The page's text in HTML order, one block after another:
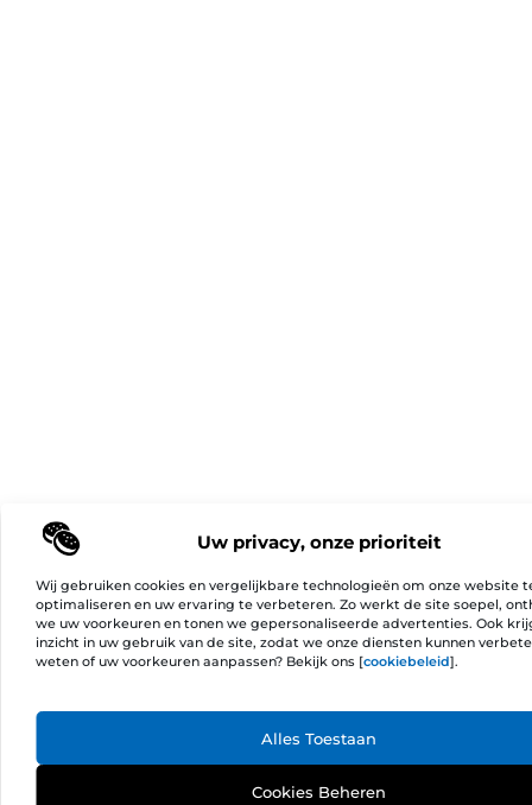
Uw privacy, onze prioriteit
Wij gebruiken cookies en vergelijkbare technologieën om onze website
optimaliseren en uw ervaring te verbeteren. Zo werkt de site soepel,
we uw voorkeuren en tonen we gepersonaliseerde advertenties. Ook
inzicht in uw gebruik van de site, zodat we onze diensten kunnen
weten of uw voorkeuren aanpassen? Bekijk ons [cookiebeleid].
Alles Toestaan
Cookies Beheren